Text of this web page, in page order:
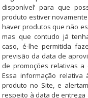
disponível’ para que
produto estiver
haver produtos que não
mas que contudo já
caso, é-lhe permitida
previsão da data de
de promoções relativas
Essa informação
produto no Site, e
respeito à data de entrega